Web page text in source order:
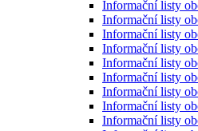
Informační listy
Informační listy
Informační listy
Informační listy
Informační listy
Informační listy
Informační listy
Informační listy
Informační listy